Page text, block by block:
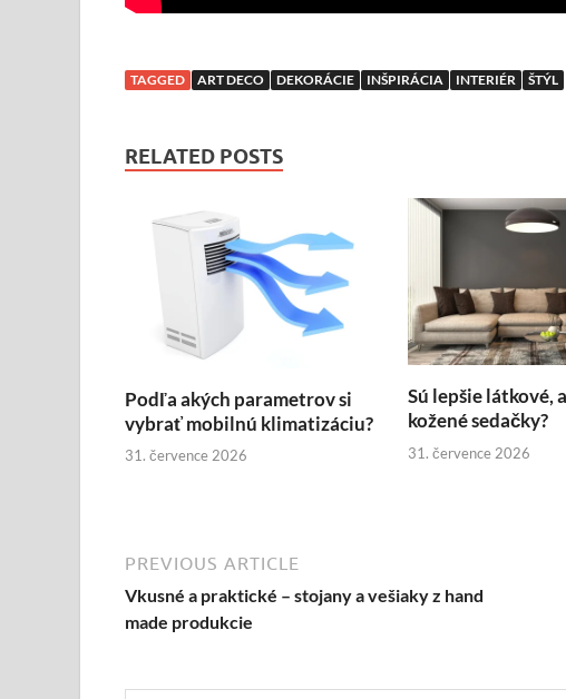
TAGGED ART DECO DEKORÁCIE INŠPIRÁCIA INTERIÉR ŠTÝL
RELATED POSTS
Podľa akých parametrov si
vybrať mobilnú klimatizáciu?
31. července 2026
Sú lepšie látkové,
kožené sedačky?
31. července 2026
PREVIOUS ARTICLE
Vkusné a praktické – stojany a vešiaky z hand
made produkcie